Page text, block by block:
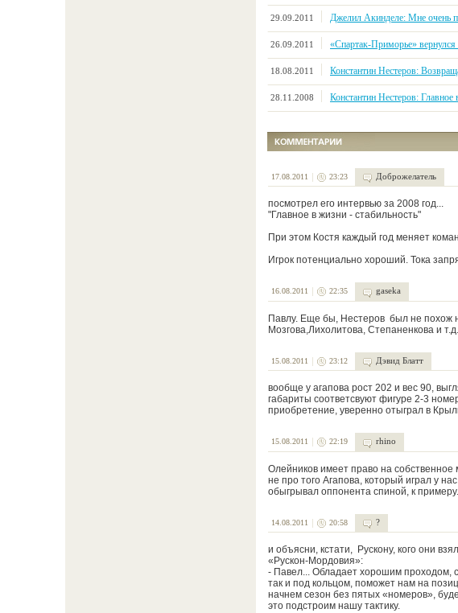
29.09.2011 Джелил Акинделе: Мне очень
26.09.2011 «Спартак-Приморье»
18.08.2011 Константин Нестеров:
28.11.2008 Константин Нестеров: Главное
17.08.2011 23:23 Доброжелатель
посмотрел его интервью за 2008 год...
"Главное в жизни - стабильность"
При этом Костя каждый год меняет
Игрок потенциально хороший. Тока
16.08.2011 22:35 gaseka
Павлу. Еще бы, Нестеров был не похож
Мозгова,Лихолитова, Степаненкова и т.д.
15.08.2011 23:12 Дэвид Блатт
вообще у агапова рост 202 и вес 90,
габариты соответсвуют фигуре 2-3
приобретение, уверенно отыграл в
15.08.2011 22:19 rhino
Олейников имеет право на
не про того Агапова, который играл у
обыгрывал оппонента спиной, к примеру.
14.08.2011 20:58 ?
и объясни, кстати, Рускону, кого они
«Рускон-Мордовия»:
- Павел... Обладает хорошим проходом,
так и под кольцом, поможет нам на
начнем сезон без пятых «номеров»,
это подстроим нашу тактику.